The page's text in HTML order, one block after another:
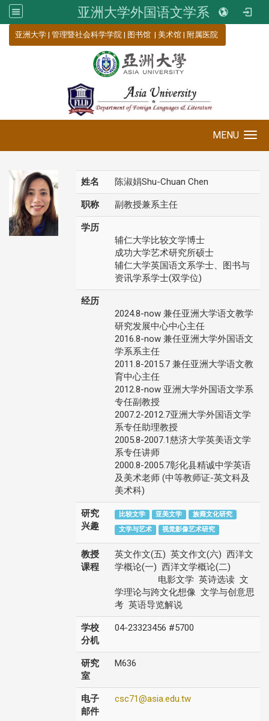
亚洲大学外国语文学系
亚洲大学 | 管理暨社会科学学院 | 图书馆 | 美术馆 | 附属医院
MENU
姓名 陈淑娟Shu-Chuan Chen
职称 副教授兼系主任
学历
辅仁大学比较文学博士
成功大学艺术研究所硕士
辅仁大学英国语文系学士、图书与
资讯学系学士(双学位)
经历
2024.8-now 兼任亚洲大学语文教学
研究发展中心中心主任
2016.8-now 兼任亚洲大学外国语文
学系系主任
2011.8-2015.7 兼任亚洲大学语文教
育中心主任
2012.8-now 亚洲大学外国语文学系
专任副教授
2007.2-2012.7亚洲大学外国语文学
系专任助理教授
2005.8-2007.1慈济大学英美语文学
系专任讲师
2000.8-2005.7彰化县精诚中学英语
及美术老师 (中等教师证-英文科及
美术科)
研究
兴趣
比较文学 亚美文学
族裔文化研究
文学与艺术
视觉影像艺术研究
教授
课程
英文作文(五) 英文作文(六) 西洋文
学概论(一) 西洋文学概论(二)
电影文学 英诗选读 文
学理论与跨文化想像 文学与创意思
考 英语导览解说
学校
分机
04-23323456 #5700
研究
室
M636
电子
邮件
csc71@asia.edu.tw